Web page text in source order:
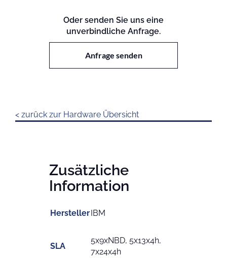
Oder senden Sie uns eine
unverbindliche Anfrage.
Anfrage senden
< zurück zur Hardware Übersicht
Zusätzliche
Information
HerstellerIBM
SLA
5x9xNBD, 5x13x4h,
7x24x4h